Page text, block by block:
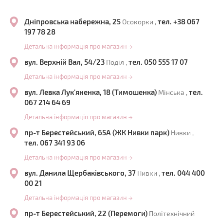
Дніпровська набережна, 25 Осокорки , тел. +38 067
197 78 28
Детальна інформація про магазин →
вул. Верхній Вал, 54/23 Поділ , тел. 050 555 17 07
Детальна інформація про магазин →
вул. Левка Лук'яненка, 18 (Тимошенка) Мінська , тел.
067 214 64 69
Детальна інформація про магазин →
пр-т Берестейський, 65А (ЖК Нивки парк) Нивки ,
тел. 067 341 93 06
Детальна інформація про магазин →
вул. Данила Щербаківського, 37 Нивки , тел. 044 400
00 21
Детальна інформація про магазин →
пр-т Берестейський, 22 (Перемоги) Політехнічний